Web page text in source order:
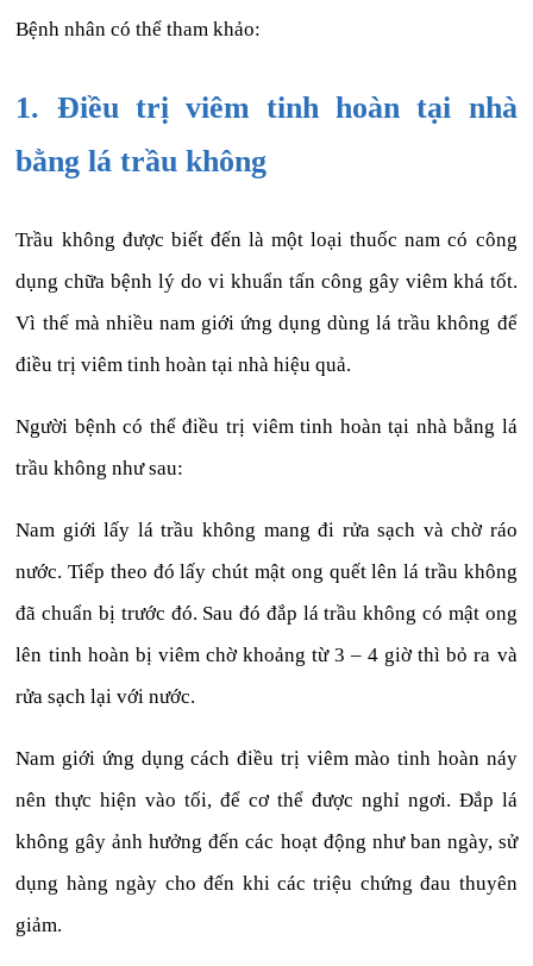
Bệnh nhân có thể tham khảo:
1. Điều trị viêm tinh hoàn tại nhà
bằng lá trầu không
Trầu không được biết đến là một loại thuốc nam có công
dụng chữa bệnh lý do vi khuẩn tấn công gây viêm khá tốt.
Vì thế mà nhiều nam giới ứng dụng dùng lá trầu không để
điều trị viêm tinh hoàn tại nhà hiệu quả.
Người bệnh có thể điều trị viêm tinh hoàn tại nhà bằng lá
trầu không như sau:
Nam giới lấy lá trầu không mang đi rửa sạch và chờ ráo
nước. Tiếp theo đó lấy chút mật ong quết lên lá trầu không
đã chuẩn bị trước đó. Sau đó đắp lá trầu không có mật ong
lên tinh hoàn bị viêm chờ khoảng từ 3 – 4 giờ thì bỏ ra và
rửa sạch lại với nước.
Nam giới ứng dụng cách điều trị viêm mào tinh hoàn náy
nên thực hiện vào tối, để cơ thể được nghỉ ngơi. Đắp lá
không gây ảnh hưởng đến các hoạt động như ban ngày, sử
dụng hàng ngày cho đến khi các triệu chứng đau thuyên
giảm.